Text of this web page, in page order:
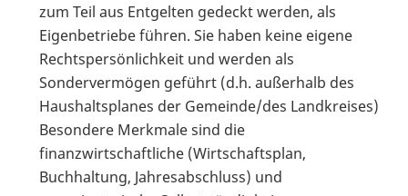
zum Teil aus Entgelten gedeckt werden, als
Eigenbetriebe führen. Sie haben keine eigene
Rechtspersönlichkeit und werden als
Sondervermögen geführt (d.h. außerhalb des
Haushaltsplanes der Gemeinde/des Landkreises)
Besondere Merkmale sind die
finanzwirtschaftliche (Wirtschaftsplan,
Buchhaltung, Jahresabschluss) und